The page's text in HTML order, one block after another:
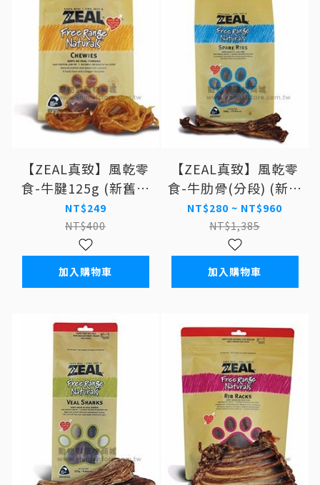
【ZEAL真致】風乾零
食-牛腱125g (新舊包
裝交替中 實際依照出
貨為主) 狗零食
NT$249
NT$400
加入購物車
【ZEAL真致】風乾零
食-牛肋骨(分段) (新舊
包裝交替中 實際依照
出貨為主) 狗零食
NT$280 ~ NT$960
NT$1,385
加入購物車